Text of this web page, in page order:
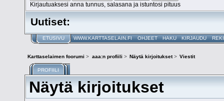
Kirjautuaksesi anna tunnus, salasana ja istuntosi pituus
Uutiset:
ETUSIVU WWW.KARTTASELAIN.FI OHJEET HAKU KIRJAUDU
Karttaselaimen foorumi > aaa:n profiili > Näytä kirjoitukset> Viestit
PROFIILI
Näytä kirjoitukset